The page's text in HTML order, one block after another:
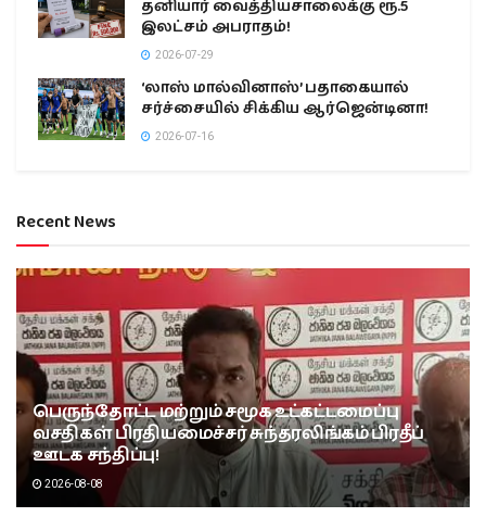
தனியார் வைத்தியசாலைக்கு ரூ.5
இலட்சம் அபராதம்!
2026-07-29
‘லாஸ் மால்வினாஸ்’ பதாகையால்
சர்ச்சையில் சிக்கிய ஆர்ஜென்டினா!
2026-07-16
Recent News
பெருந்தோட்ட மற்றும் சமூக உட்கட்டமைப்பு
வசதிகள் பிரதியமைச்சர் சுந்தரலிங்கம் பிரதீப்
ஊடக சந்திப்பு!
2026-08-08